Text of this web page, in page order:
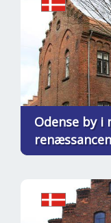
Odense by i
renæssancen